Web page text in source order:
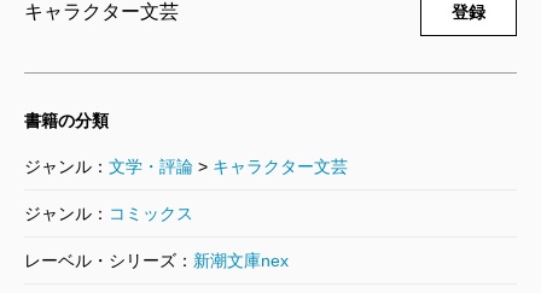
キャラクター文芸 登録
書籍の分類
ジャンル： 文学・評論 > キャラクター文芸
ジャンル： コミックス
レーベル・シリーズ： 新潮文庫nex